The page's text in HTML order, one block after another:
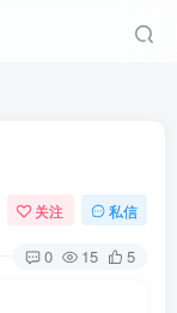
关注 私信
0 15 5